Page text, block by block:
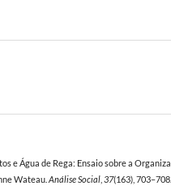
e Água de Rega: Ensaio sobre a
Wateau.Análise Social,37(163), 703–708.